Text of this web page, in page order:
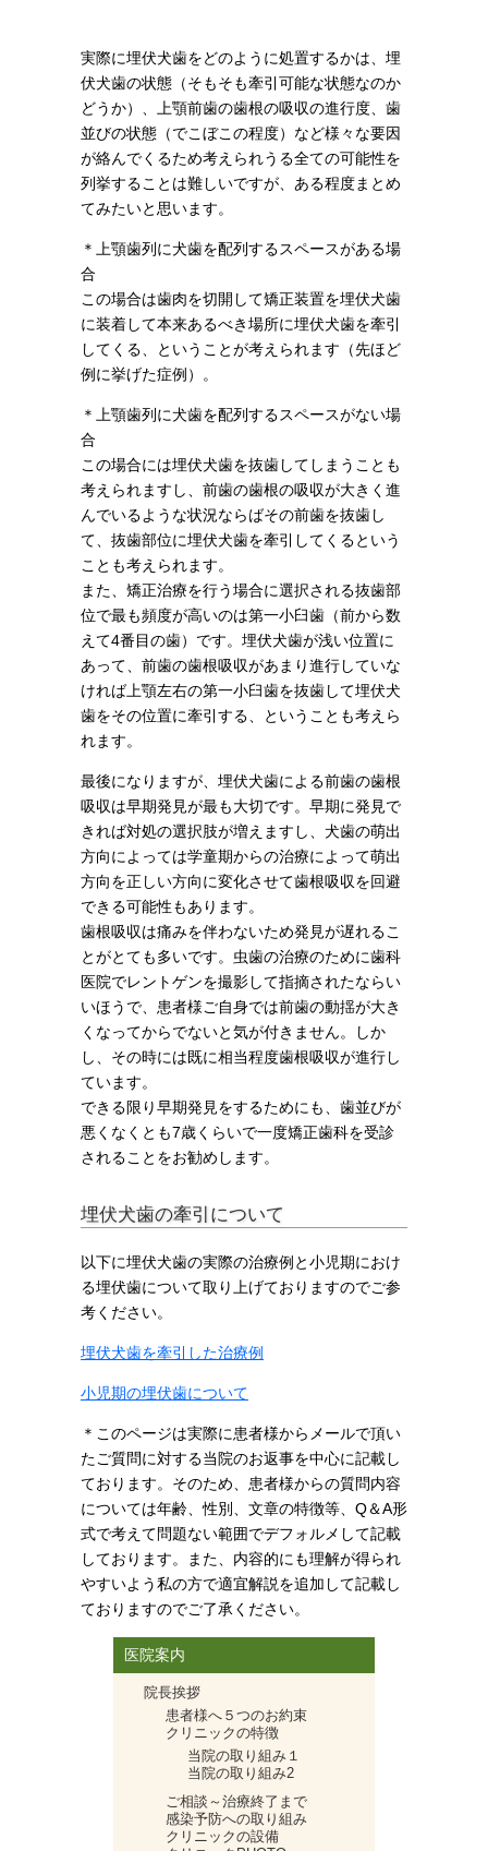
実際に埋伏犬歯をどのように処置するかは、埋
伏犬歯の状態（そもそも牽引可能な状態なのか
どうか）、上顎前歯の歯根の吸収の進行度、歯
並びの状態（でこぼこの程度）など様々な要因
が絡んでくるため考えられうる全ての可能性を
列挙することは難しいですが、ある程度まとめ
てみたいと思います。
＊上顎歯列に犬歯を配列するスペースがある場
合
この場合は歯肉を切開して矯正装置を埋伏犬歯
に装着して本来あるべき場所に埋伏犬歯を牽引
してくる、ということが考えられます（先ほど
例に挙げた症例）。
＊上顎歯列に犬歯を配列するスペースがない場
合
この場合には埋伏犬歯を抜歯してしまうことも
考えられますし、前歯の歯根の吸収が大きく進
んでいるような状況ならばその前歯を抜歯し
て、抜歯部位に埋伏犬歯を牽引してくるという
ことも考えられます。
また、矯正治療を行う場合に選択される抜歯部
位で最も頻度が高いのは第一小臼歯（前から数
えて4番目の歯）です。埋伏犬歯が浅い位置に
あって、前歯の歯根吸収があまり進行していな
ければ上顎左右の第一小臼歯を抜歯して埋伏犬
歯をその位置に牽引する、ということも考えら
れます。
最後になりますが、埋伏犬歯による前歯の歯根
吸収は早期発見が最も大切です。早期に発見で
きれば対処の選択肢が増えますし、犬歯の萌出
方向によっては学童期からの治療によって萌出
方向を正しい方向に変化させて歯根吸収を回避
できる可能性もあります。
歯根吸収は痛みを伴わないため発見が遅れるこ
とがとても多いです。虫歯の治療のために歯科
医院でレントゲンを撮影して指摘されたならい
いほうで、患者様ご自身では前歯の動揺が大き
くなってからでないと気が付きません。しか
し、その時には既に相当程度歯根吸収が進行し
ています。
できる限り早期発見をするためにも、歯並びが
悪くなくとも7歳くらいで一度矯正歯科を受診
されることをお勧めします。
埋伏犬歯の牽引について
以下に埋伏犬歯の実際の治療例と小児期におけ
る埋伏歯について取り上げておりますのでご参
考ください。
埋伏犬歯を牽引した治療例
小児期の埋伏歯について
＊このページは実際に患者様からメールで頂い
たご質問に対する当院のお返事を中心に記載し
ております。そのため、患者様からの質問内容
については年齢、性別、文章の特徴等、Q＆A形
式で考えて問題ない範囲でデフォルメして記載
しております。また、内容的にも理解が得られ
やすいよう私の方で適宜解説を追加して記載し
ておりますのでご了承ください。
医院案内
院長挨拶
患者様へ５つのお約束
クリニックの特徴
当院の取り組み１
当院の取り組み2
ご相談～治療終了まで
感染予防への取り組み
クリニックの設備